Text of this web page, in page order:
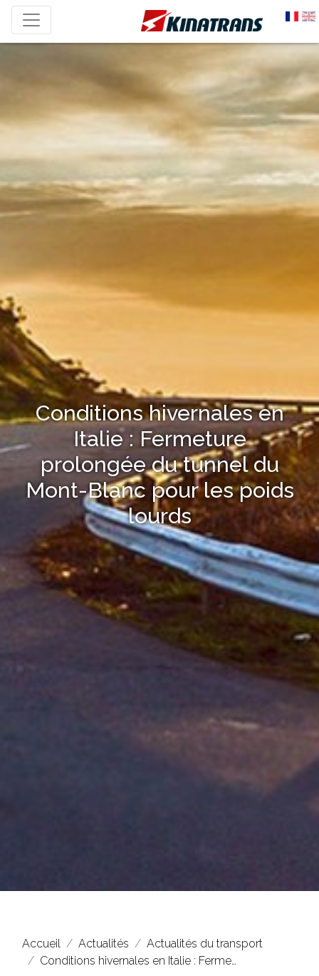
Conditions hivernales en
Italie : Fermeture
prolongée du tunnel du
Mont-Blanc pour les poids
lourds
Accueil Actualités
Actualités du transport
Conditions hivernales en Italie : Ferme…